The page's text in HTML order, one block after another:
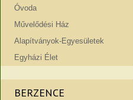
Óvoda
Művelődési Ház
Alapítványok-Egyesületek
Egyházi Élet
BERZENCE